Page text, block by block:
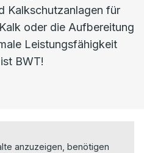
Kalkschutzanlagen für
oder die Aufbereitung
Leistungsfähigkeit
BWT!
anzuzeigen, benötigen